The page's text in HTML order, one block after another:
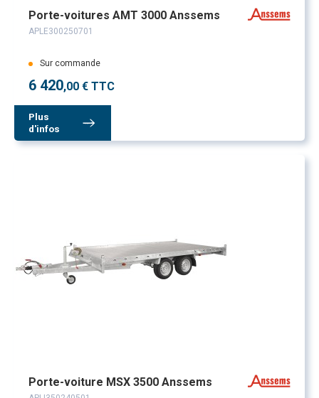
Porte-voitures AMT 3000 Anssems
APLE300250701
Sur commande
6 420,00 € TTC
Plus
d'infos
Porte-voiture MSX 3500 Anssems